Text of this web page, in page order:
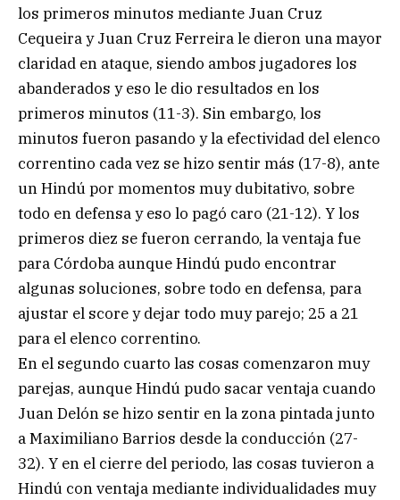
los primeros minutos mediante Juan Cruz
Cequeira y Juan Cruz Ferreira le dieron una mayor
claridad en ataque, siendo ambos jugadores los
abanderados y eso le dio resultados en los
primeros minutos (11-3). Sin embargo, los
minutos fueron pasando y la efectividad del elenco
correntino cada vez se hizo sentir más (17-8), ante
un Hindú por momentos muy dubitativo, sobre
todo en defensa y eso lo pagó caro (21-12). Y los
primeros diez se fueron cerrando, la ventaja fue
para Córdoba aunque Hindú pudo encontrar
algunas soluciones, sobre todo en defensa, para
ajustar el score y dejar todo muy parejo; 25 a 21
para el elenco correntino.
En el segundo cuarto las cosas comenzaron muy
parejas, aunque Hindú pudo sacar ventaja cuando
Juan Delón se hizo sentir en la zona pintada junto
a Maximiliano Barrios desde la conducción (27-
32). Y en el cierre del periodo, las cosas tuvieron a
Hindú con ventaja mediante individualidades muy